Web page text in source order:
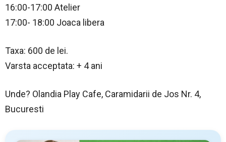
16:00-17:00 Atelier
17:00- 18:00 Joaca libera
Taxa: 600 de lei.
Varsta acceptata: + 4 ani
Unde? Olandia Play Cafe, Caramidarii de Jos Nr. 4,
Bucuresti